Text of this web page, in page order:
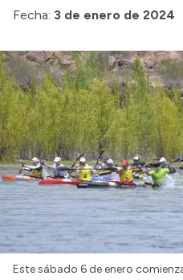
Consulta de pago a
Intranet
Login
Fecha: 3 de enero de 2024
Este sábado 6 de enero